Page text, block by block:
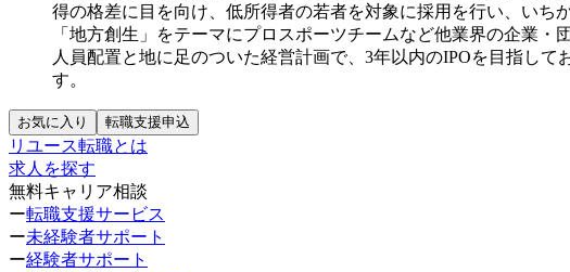
得の格差に目を向け、低所得者の若者を対象に採用を行い、いち
「地方創生」をテーマにプロスポーツチームなど他業界の企業
人員配置と地に足のついた経営計画で、3年以内のIPOを目指して
す。
お気に入り 転職支援申込
リユース転職とは
求人を探す
無料キャリア相談
ー転職支援サービス
ー未経験者サポート
ー経験者サポート